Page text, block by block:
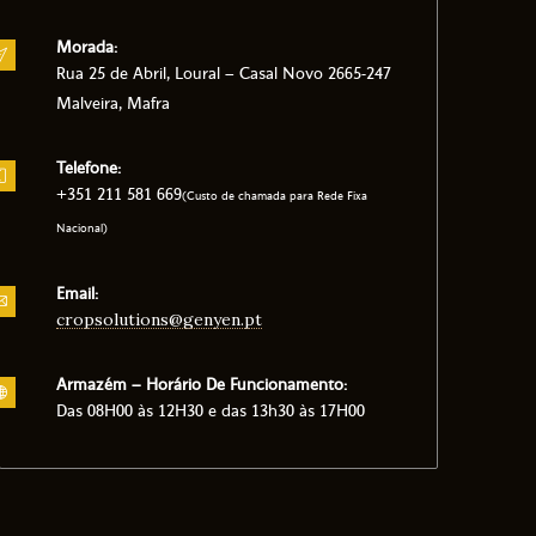
Morada:
Rua 25 de Abril, Loural – Casal Novo 2665-247
Malveira, Mafra
Telefone:
+351 211 581 669(Custo de chamada para Rede Fixa
Nacional)
Email:
cropsolutions@genyen.pt
Armazém – Horário De Funcionamento:
Das 08H00 às 12H30 e das 13h30 às 17H00